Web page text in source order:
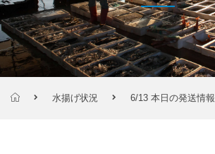
水揚げ状況 6/13 本日の発送情報